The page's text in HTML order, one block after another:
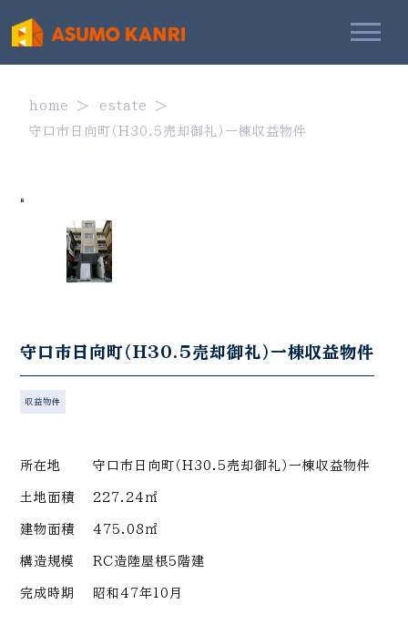
home estate
守口市日向町（H30.5売却御礼）一棟収益物件
守口市日向町（H30.5売却御礼）一棟収益物件
収益物件
所在地 守口市日向町（H30.5売却御礼）一棟収益物件
土地面積 227.24㎡
建物面積 475.08㎡
構造規模 RC造陸屋根5階建
完成時期 昭和47年10月